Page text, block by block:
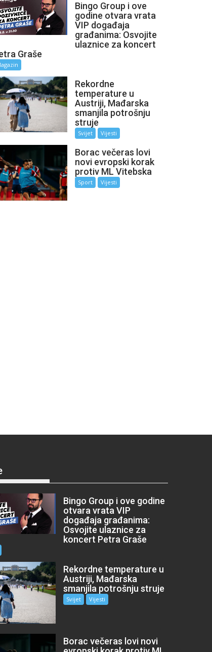
Bingo Group i ove
godine otvara vrata
VIP događaja
građanima: Osvojite
ulaznice za koncert
Graše
Rekordne
temperature u
Austriji, Mađarska
smanjila potrošnju
struje
Svijet Vijesti
Borac večeras lovi
novi evropski korak
protiv ML Vitebska
Sport Vijesti
Bingo Group i ove godine
otvara vrata VIP
događaja građanima:
Osvojite ulaznice za
koncert Petra Graše
Rekordne temperature u
Austriji, Mađarska
smanjila potrošnju struje
Svijet Vijesti
Borac večeras lovi novi